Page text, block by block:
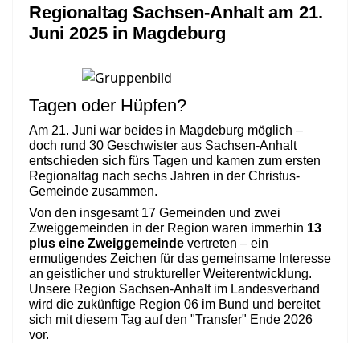
Regionaltag Sachsen-Anhalt am 21.
Juni 2025 in Magdeburg
Tagen oder Hüpfen?
Am 21. Juni war beides in Magdeburg möglich –
doch rund 30 Geschwister aus Sachsen-Anhalt
entschieden sich fürs Tagen und kamen zum ersten
Regionaltag nach sechs Jahren in der Christus-
Gemeinde zusammen.
Von den insgesamt 17 Gemeinden und zwei
Zweiggemeinden in der Region waren immerhin 13
plus eine Zweiggemeinde vertreten – ein
ermutigendes Zeichen für das gemeinsame Interesse
an geistlicher und struktureller Weiterentwicklung.
Unsere Region Sachsen-Anhalt im Landesverband
wird die zukünftige Region 06 im Bund und bereitet
sich mit diesem Tag auf den "Transfer" Ende 2026
vor.